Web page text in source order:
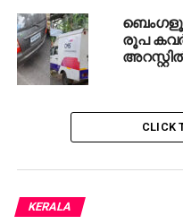
രൂപ
CLICK
KERALA